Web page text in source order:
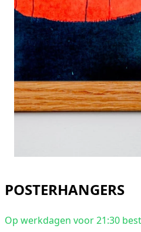
POSTERHANGERS
Op werkdagen voor 21:30